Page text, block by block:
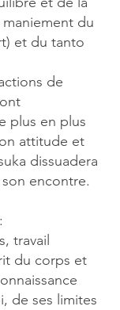
du
et du tanto
de
plus en plus
attitude et
dissuadera
encontre.
travail
du corps et
de ses limites